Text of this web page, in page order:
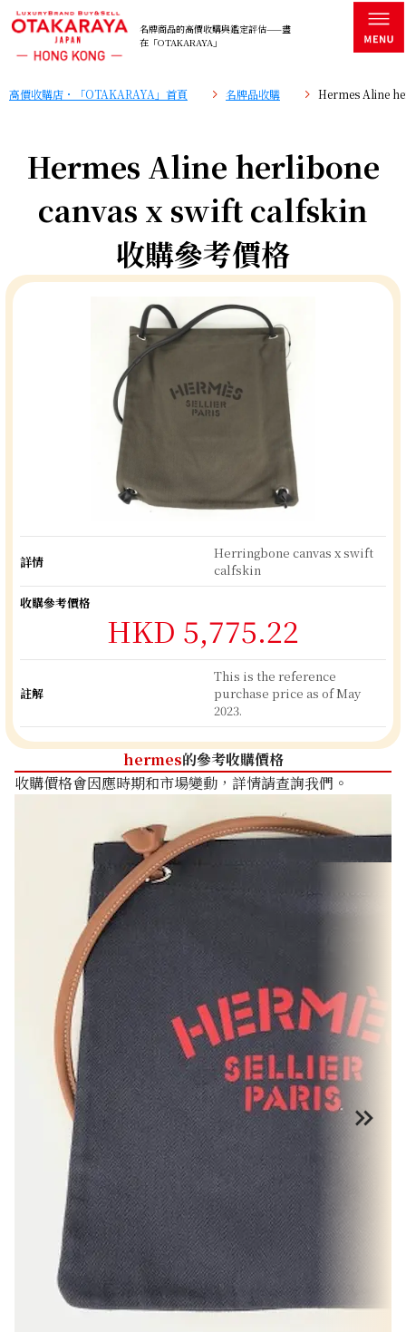
名牌商品的高價收購與鑑定評估——盡
在「OTAKARAYA」
高價收購店・「OTAKARAYA」首頁 名牌品收購 Hermes Aline
Hermes Aline herlibone
canvas x swift calfskin
收購參考價格
詳情
Herringbone canvas x swift
calfskin
收購參考價格
HKD 5,775.22
註解
This is the reference
purchase price as of May
2023.
hermes的參考收購價格
收購價格會因應時期和市場變動，詳情請查詢我們。